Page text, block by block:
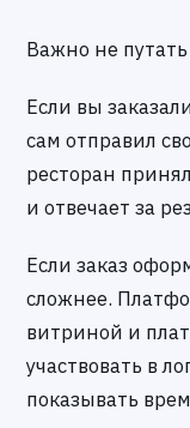
Важно не
Если вы
сам отправил
ресторан
и отвечает за
Если заказ
сложнее.
витриной и
участвовать в
показывать